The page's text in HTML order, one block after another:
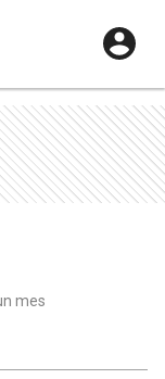
mes